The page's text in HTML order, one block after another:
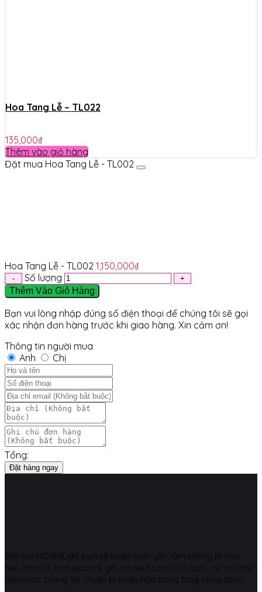
Hoa Tang Lễ – TL022
135,000₫
Thêm vào giỏ hàng
Đặt mua Hoa Tang Lễ - TL002
Hoa Tang Lễ - TL002 1,150,000₫
Số lượng
Thêm Vào Giỏ Hàng
Bạn vui lòng nhập đúng số điện thoại để chúng tôi sẽ gọi
xác nhận đơn hàng trước khi giao hàng. Xin cảm ơn!
Thông tin người mua
Anh
Chị
Tổng:
Đặt hàng ngay
Đến với HOAMILAN, bạn sẽ hoàn toàn yên tâm không lo hoa
héo, hoa cũ, hoa giao trễ giờ, sai kế hoạch của bạn,... vì mọi thứ
đều được chúng tôi chuẩn bị hoàn hảo trong từng công đoạn.